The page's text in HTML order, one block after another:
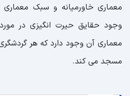
معماری خاورمیانه و سبک
وجود حقایق حیرت انگیزی در
معماری آن وجود دارد که هر گردشگری
مسجد می کند.